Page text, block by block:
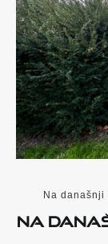
Na današnji
Na